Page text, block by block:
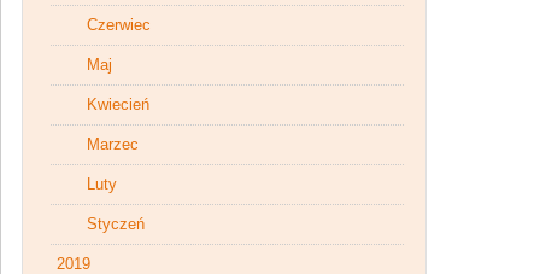
Czerwiec
Maj
Kwiecień
Marzec
Luty
Styczeń
2019